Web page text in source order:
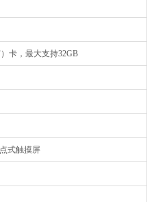
卡，最大支持32GB
式触摸屏